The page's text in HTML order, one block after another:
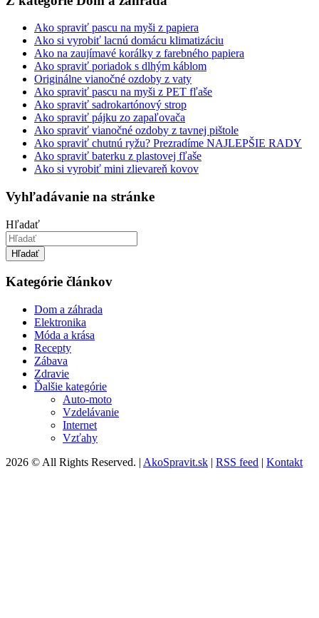
Ako spraviť pascu na myši z papiera
Ako si vyrobiť lacnú domácu klimatizáciu
Ako na zaujímavé korálky z farebného papiera
Ako spraviť poriadok s dlhým káblom
Originálne vianočné ozdoby z vaty
Ako spraviť pascu na myši z PET fľaše
Ako spraviť sadrokartónový strop
Ako spraviť pájku zo zapaľovača
Ako spraviť vianočné ozdoby z tavnej pištole
Ako spraviť chutnú ryžu? Prezradíme NAJLEPŠIE RADY
Ako spraviť baterku z plastovej fľaše
Ako si vyrobiť mini zlievareň kovov
Vyhľadávanie na stránke
Hľadať
Hľadať
Kategórie článkov
Dom a záhrada
Elektronika
Móda a krása
Recepty
Zábava
Zdravie
Ďalšie kategórie
Auto-moto
Vzdelávanie
Internet
Vzťahy
2026 © All Rights Reserved. | AkoSpravit.sk | RSS feed | Kontakt